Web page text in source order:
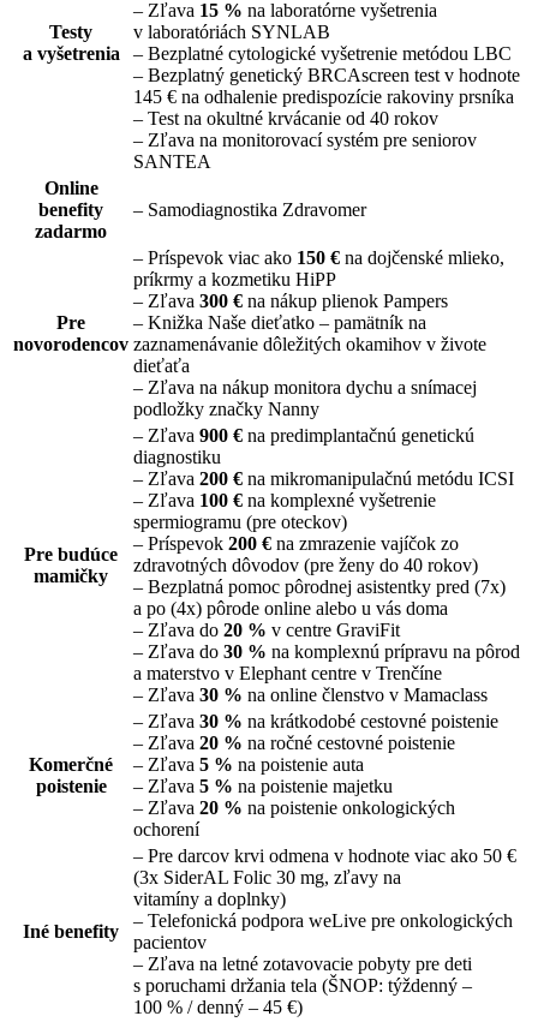
Testy
a vyšetrenia
– Zľava 15 % na laboratórne vyšetrenia
v laboratóriách SYNLAB
– Bezplatné cytologické vyšetrenie metódou LBC
– Bezplatný genetický BRCAscreen test v hodnote
145 € na odhalenie predispozície rakoviny prsníka
– Test na okultné krvácanie od 40 rokov
– Zľava na monitorovací systém pre seniorov
SANTEA
Online
benefity
zadarmo
– Samodiagnostika Zdravomer
Pre
novorodencov
– Príspevok viac ako 150 € na dojčenské mlieko,
príkrmy a kozmetiku HiPP
– Zľava 300 € na nákup plienok Pampers
– Knižka Naše dieťatko – pamätník na
zaznamenávanie dôležitých okamihov v živote
dieťaťa
– Zľava na nákup monitora dychu a snímacej
podložky značky Nanny
Pre budúce
mamičky
– Zľava 900 € na predimplantačnú genetickú
diagnostiku
– Zľava 200 € na mikromanipulačnú metódu ICSI
– Zľava 100 € na komplexné vyšetrenie
spermiogramu (pre oteckov)
– Príspevok 200 € na zmrazenie vajíčok zo
zdravotných dôvodov (pre ženy do 40 rokov)
– Bezplatná pomoc pôrodnej asistentky pred (7x)
a po (4x) pôrode online alebo u vás doma
– Zľava do 20 % v centre GraviFit
– Zľava do 30 % na komplexnú prípravu na pôrod
a materstvo v Elephant centre v Trenčíne
– Zľava 30 % na online členstvo v Mamaclass
Komerčné
poistenie
– Zľava 30 % na krátkodobé cestovné poistenie
– Zľava 20 % na ročné cestovné poistenie
– Zľava 5 % na poistenie auta
– Zľava 5 % na poistenie majetku
– Zľava 20 % na poistenie onkologických
ochorení
Iné benefity
– Pre darcov krvi odmena v hodnote viac ako 50 €
(3x SiderAL Folic 30 mg, zľavy na
vitamíny a doplnky)
– Telefonická podpora weLive pre onkologických
pacientov
– Zľava na letné zotavovacie pobyty pre deti
s poruchami držania tela (ŠNOP: týždenný –
100 % / denný – 45 €)